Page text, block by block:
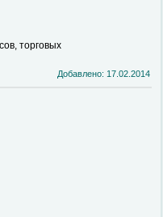
торговых
Добавлено: 17.02.2014